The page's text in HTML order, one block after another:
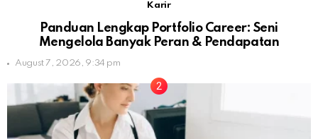
Karir
Panduan Lengkap Portfolio Career: Seni
Mengelola Banyak Peran & Pendapatan
August 7, 2026, 9:34 pm